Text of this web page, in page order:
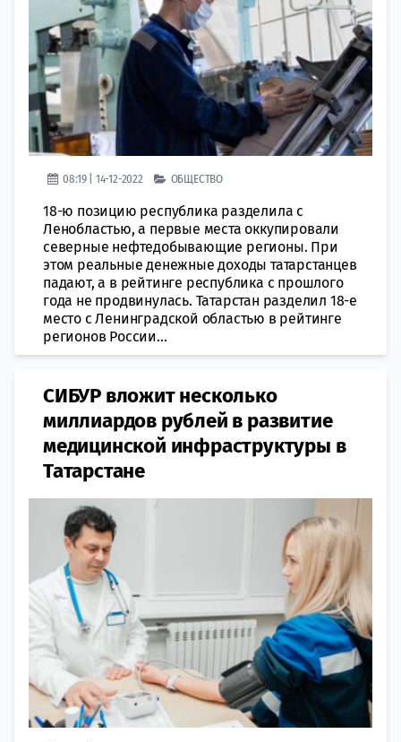
08:19 | 14-12-2022 ОБЩЕСТВО
18-ю позицию республика разделила с
Ленобластью, а первые места оккупировали
северные нефтедобывающие регионы. При
этом реальные денежные доходы татарстанцев
падают, а в рейтинге республика с прошлого
года не продвинулась. Татарстан разделил 18-е
место с Ленинградской областью в рейтинге
регионов России...
СИБУР вложит несколько
миллиардов рублей в развитие
медицинской инфраструктуры в
Татарстане